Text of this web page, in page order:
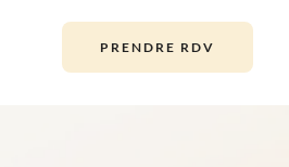
PRENDRE RDV